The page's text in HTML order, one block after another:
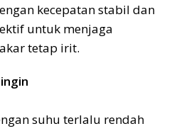
kecepatan stabil dan
untuk menjaga
tetap irit.
suhu terlalu rendah